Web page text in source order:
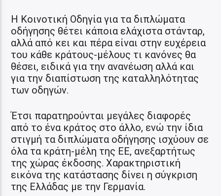
Η Κοινοτική Οδηγία για τα διπλώματα
οδήγησης θέτει κάποια ελάχιστα στάνταρ,
αλλά από κει και πέρα είναι στην ευχέρεια
του κάθε κράτους-μέλους τι κανόνες θα
θέσει, ειδικά για την ανανέωση αλλά και
για την διαπίστωση της καταλληλότητας
των οδηγών.
Έτσι παρατηρούνται μεγάλες διαφορές
από το ένα κράτος στο άλλο, ενώ την ίδια
στιγμή τα διπλώματα οδήγησης ισχύουν σε
όλα τα κράτη-μέλη της ΕΕ, ανεξαρτήτως
της χώρας έκδοσης. Χαρακτηριστική
εικόνα της κατάστασης δίνει η σύγκριση
της Ελλάδας με την Γερμανία.